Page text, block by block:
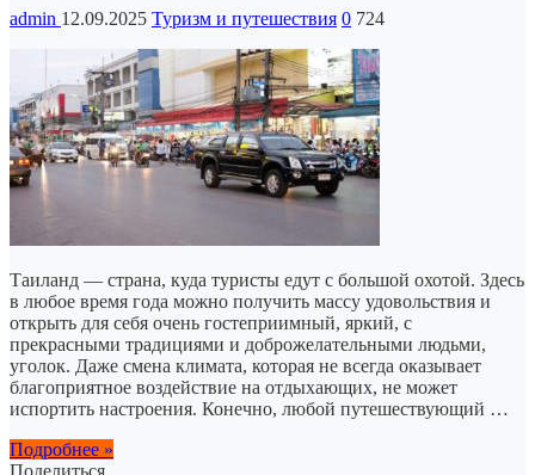
admin 12.09.2025 Туризм и путешествия 0 724
Таиланд — страна, куда туристы едут с большой охотой. Здесь
в любое время года можно получить массу удовольствия и
открыть для себя очень гостеприимный, яркий, с
прекрасными традициями и доброжелательными людьми,
уголок. Даже смена климата, которая не всегда оказывает
благоприятное воздействие на отдыхающих, не может
испортить настроения. Конечно, любой путешествующий …
Подробнее »